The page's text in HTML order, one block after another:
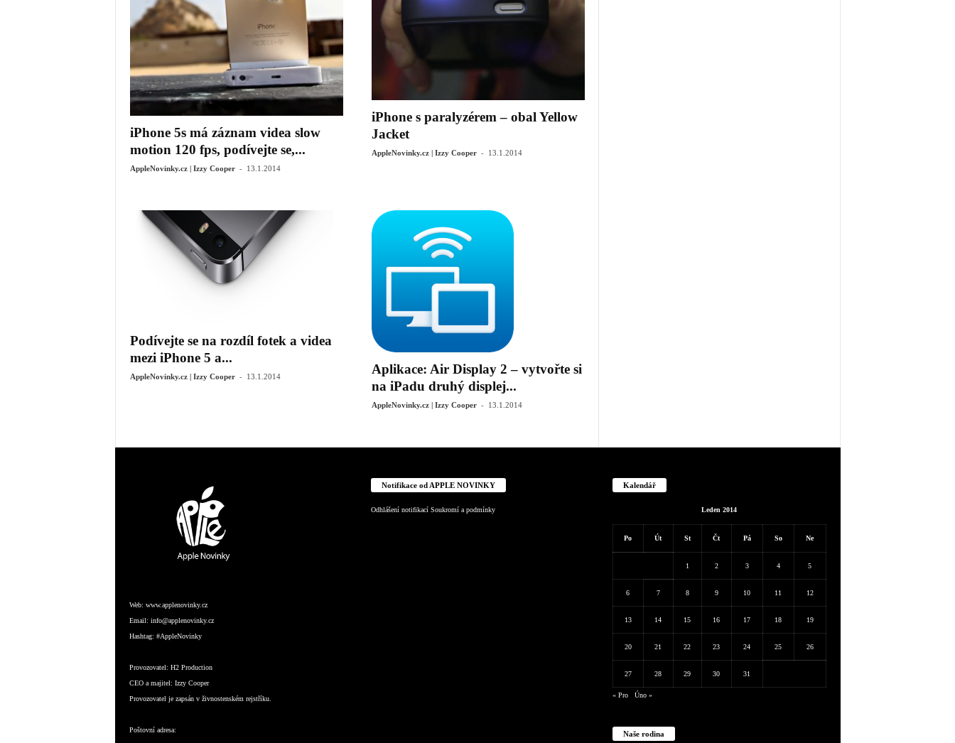
iPhone 5s má záznam videa slow
motion 120 fps, podívejte se,...
AppleNovinky.cz | Izzy Cooper - 13.1.2014
iPhone s paralyzérem – obal Yellow
Jacket
AppleNovinky.cz | Izzy Cooper - 13.1.2014
Podívejte se na rozdíl fotek a videa
mezi iPhone 5 a...
AppleNovinky.cz | Izzy Cooper - 13.1.2014
Aplikace: Air Display 2 – vytvořte si
na iPadu druhý displej...
AppleNovinky.cz | Izzy Cooper - 13.1.2014
Web: www.applenovinky.cz
Email: info@applenovinky.cz
Hashtag: #AppleNovinky
Provozovatel: H2 Production
CEO a majitel: Izzy Cooper
Provozovatel je zapsán v živnostenském rejstříku.
Poštovní adresa:
Notifikace od APPLE NOVINKY
Odhlášení notifikací Soukromí a podmínky
Kalendář
Leden 2014
Po Út St Čt Pá So Ne
1 2 3 4 5
6 7 8 9 10 11 12
13 14 15 16 17 18 19
20 21 22 23 24 25 26
27 28 29 30 31
« Pro Úno »
Naše rodina